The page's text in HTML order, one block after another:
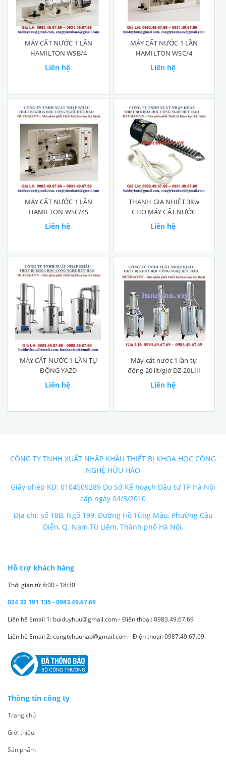
MÁY CẤT NƯỚC 1 LẦN
HAMILTON WSB/4
Liên hệ
MÁY CẤT NƯỚC 1 LẦN
HAMILTON WSC/4
Liên hệ
MÁY CẤT NƯỚC 1 LẦN
HAMILTON WSC/4S
Liên hệ
THANH GIA NHIỆT 3Kw
CHO MÁY CẤT NƯỚC
Liên hệ
MÁY CẤT NƯỚC 1 LẦN TỰ
ĐỘNG YAZD
Liên hệ
Máy cất nước 1 lần tự
động 20 lít/giờ DZ-20LIII
Liên hệ
CÔNG TY TNHH XUẤT NHẬP KHẨU THIẾT BỊ KHOA HỌC CÔNG
NGHỆ HỮU HẢO
Giấy phép KD: 0104509289 Do Sở Kế hoạch Đầu tư TP Hà Nội
cấp ngày 04/3/2010
Địa chỉ: số 18B, Ngõ 199, Đường Hồ Tùng Mậu, Phường Cầu
Diễn, Q. Nam Từ Liêm, Thành phố Hà Nội.
Hỗ trợ khách hàng
Thời gian từ 8:00 - 18:30
024 32 191 135 - 0983.49.67.69
Liên hệ Email 1: buiduyhuu@gmail.com - Điện thoại: 0983.49.67.69
Liên hệ Email 2: congtyhuuhao@gmail.com - Điện thoại: 0987.49.67.69
Thông tin công ty
Trang chủ
Giới thiệu
Sản phẩm